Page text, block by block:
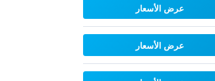
عرض الأسعار
عرض الأسعار